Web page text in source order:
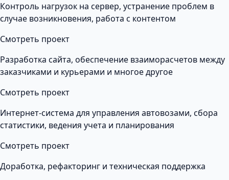
Контроль нагрузок на сервер, устранение проблем в
случае возникновения, работа с контентом
Смотреть проект
Разработка сайта, обеспечение взаиморасчетов между
заказчиками и курьерами и многое другое
Смотреть проект
Интернет-система для управления автовозами, сбора
статистики, ведения учета и планирования
Смотреть проект
Доработка, рефакторинг и техническая поддержка